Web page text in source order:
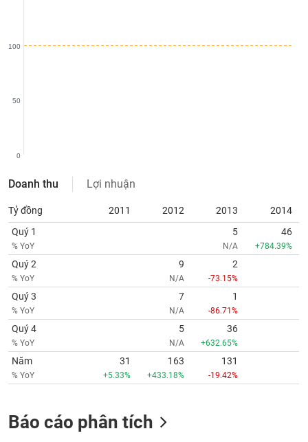
0
50
100
Doanh thu Lợi nhuận
Tỷ đồng 2011 2012 2013
2014
Quý 1
% YoY
5
N/A
46
+784.39%
Quý 2
% YoY
9
N/A
2
-73.15%
Quý 3
% YoY
7
N/A
1
-86.71%
Quý 4
% YoY
5
N/A
36
+632.65%
Năm
% YoY
31
+5.33%
163
+433.18%
131
-19.42%
Báo cáo phân tích
liệu